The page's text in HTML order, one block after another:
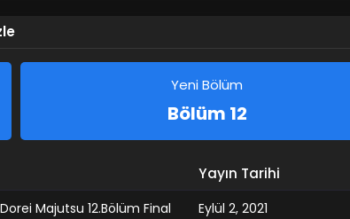
Yeni Bölüm
Bölüm 12
Yayın Tarihi
Majutsu 12.Bölüm Final Eylül 2, 2021